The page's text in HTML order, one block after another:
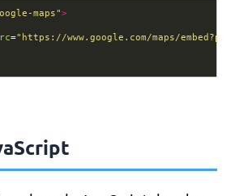
maps">
="https://www.google.com/maps/